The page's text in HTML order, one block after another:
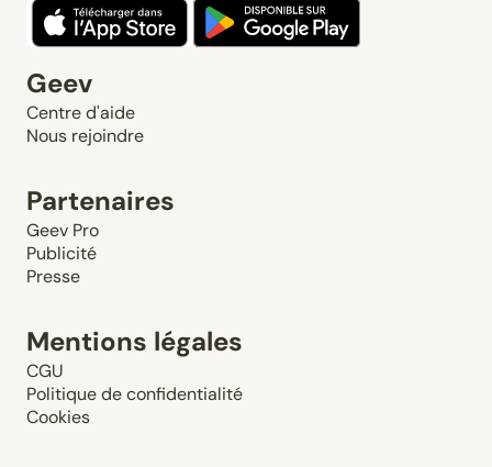
Geev
Centre d'aide
Nous rejoindre
Partenaires
Geev Pro
Publicité
Presse
Mentions légales
CGU
Politique de confidentialité
Cookies